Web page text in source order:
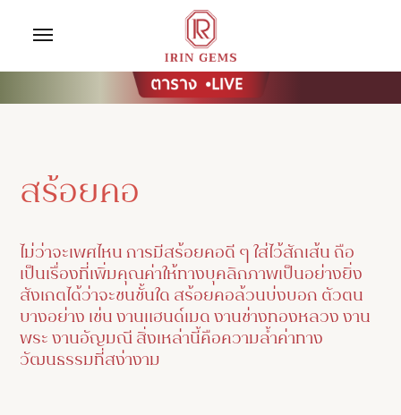
สร้อยคอ
ไม่ว่าจะเพศไหน การมีสร้อยคอดี ๆ ใส่ไว้สักเส้น ถือ
เป็นเรื่องที่เพิ่มคุณค่าให้ทางบุคลิกภาพเป็นอย่างยิ่ง
สังเกตได้ว่าจะชนชั้นใด สร้อยคอล้วนบ่งบอก ตัวตน
บางอย่าง เช่น งานแฮนด์เมด งานช่างทองหลวง งาน
พระ งานอัญมณี สิ่งเหล่านี้คือความล้ำค่าทาง
วัฒนธรรมที่สง่างาม